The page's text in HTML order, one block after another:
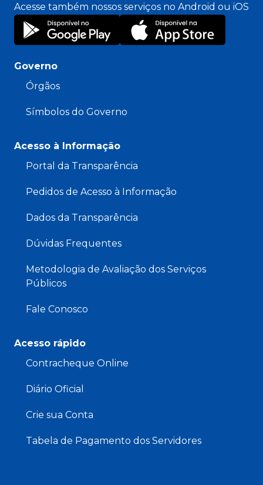
Acesse também nossos serviços no Android ou iOS
Governo
Órgãos
Símbolos do Governo
Acesso à Informação
Portal da Transparência
Pedidos de Acesso à Informação
Dados da Transparência
Dúvidas Frequentes
Metodologia de Avaliação dos Serviços
Públicos
Fale Conosco
Acesso rápido
Contracheque Online
Diário Oficial
Crie sua Conta
Tabela de Pagamento dos Servidores